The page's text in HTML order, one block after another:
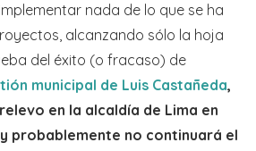
nada de lo que se ha
alcanzando sólo la hoja
del éxito (o fracaso) de
municipal de Luis Castañeda,
en la alcaldía de Lima en
probablemente no continuará el